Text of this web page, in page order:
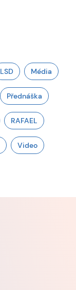
LSD Média
Přednáška
RAFAEL
Video